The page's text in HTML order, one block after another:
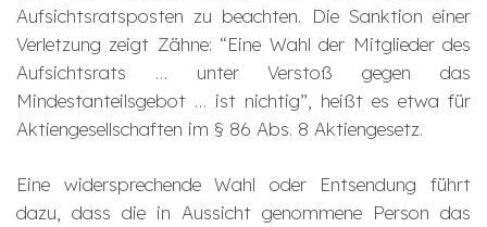
Aufsichtsratsposten zu beachten. Die Sanktion einer
Verletzung zeigt Zähne: “Eine Wahl der Mitglieder des
Aufsichtsrats … unter Verstoß gegen das
Mindestanteilsgebot … ist nichtig”, heißt es etwa für
Aktiengesellschaften im § 86 Abs. 8 Aktiengesetz.
Eine widersprechende Wahl oder Entsendung führt
dazu, dass die in Aussicht genommene Person das